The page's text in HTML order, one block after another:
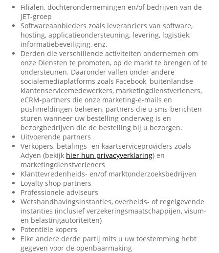
Filialen, dochterondernemingen en/of bedrijven van de
JET-groep
Softwareaanbieders zoals leveranciers van software,
hosting, applicatieondersteuning, levering, logistiek,
informatiebeveiliging, enz.
Derden die verschillende activiteiten ondernemen om
onze Diensten te promoten, op de markt te brengen of te
ondersteunen. Daaronder vallen onder andere
socialemediaplatforms zoals Facebook, buitenlandse
klantenservicemedewerkers, marketingdienstverleners,
eCRM-partners die onze marketing-e-mails en
pushmeldingen beheren, partners die u sms-berichten
sturen wanneer uw bestelling onderweg is en
bezorgbedrijven die de bestelling bij u bezorgen.
Uitvoerende partners
Verkopers, betalings- en kaartserviceproviders zoals
Adyen (bekijk hier hun privacyverklaring) en
marketingdienstverleners
Klanttevredenheids- en/of marktonderzoeksbedrijven
Loyalty shop partners
Professionele adviseurs
Wetshandhavingsinstanties, overheids- of regelgevende
instanties (inclusief verzekeringsmaatschappijen, visum-
en belastingautoriteiten)
Potentiële kopers
Elke andere derde partij mits u uw toestemming hebt
gegeven voor de openbaarmaking